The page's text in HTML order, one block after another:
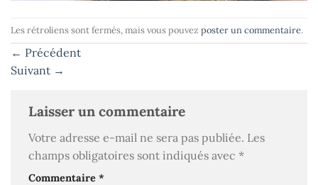
Les rétroliens sont fermés, mais vous pouvez poster un commentaire.
← Précédent
Suivant →
Laisser un commentaire
Votre adresse e-mail ne sera pas publiée. Les
champs obligatoires sont indiqués avec *
Commentaire *